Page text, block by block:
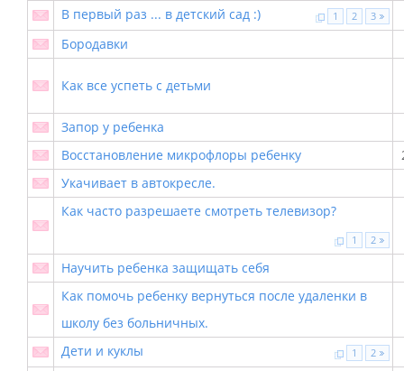
В первый раз ... в детский сад :) 1 2 3
Бородавки
Как все успеть с детьми
Запор у ребенка
Восстановление микрофлоры ребенку
Укачивает в автокресле.
Как часто разрешаете смотреть телевизор?
1 2
Научить ребенка защищать себя
Как помочь ребенку вернуться после удаленки в
школу без больничных.
Дети и куклы
1 2